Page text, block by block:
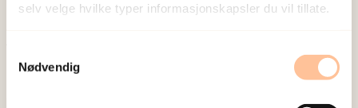
selv velge hvilke typer informasjonskapsler du vil tillate.
Nødvendig
Publisert: